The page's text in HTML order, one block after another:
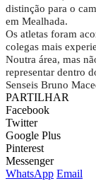
distinção para o
em Mealhada.
Os atletas foram
colegas mais
Noutra área, mas
representar dentro
Senseis Bruno
PARTILHAR
Facebook
Twitter
Google Plus
Pinterest
Messenger
WhatsApp Email